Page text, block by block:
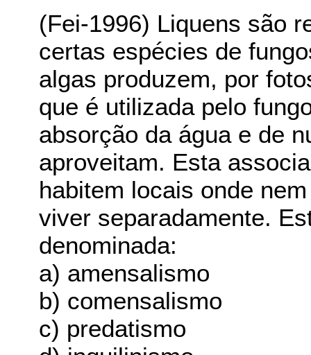
(Fei-1996) Liquens são
certas espécies de
algas produzem, por
que é utilizada pelo
absorção da água e de
aproveitam. Esta
habitem locais onde
viver separadamente.
denominada:
a) amensalismo
b) comensalismo
c) predatismo